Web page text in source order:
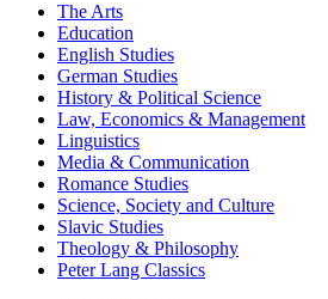
The Arts
Education
English Studies
German Studies
History & Political Science
Law, Economics & Management
Linguistics
Media & Communication
Romance Studies
Science, Society and Culture
Slavic Studies
Theology & Philosophy
Peter Lang Classics